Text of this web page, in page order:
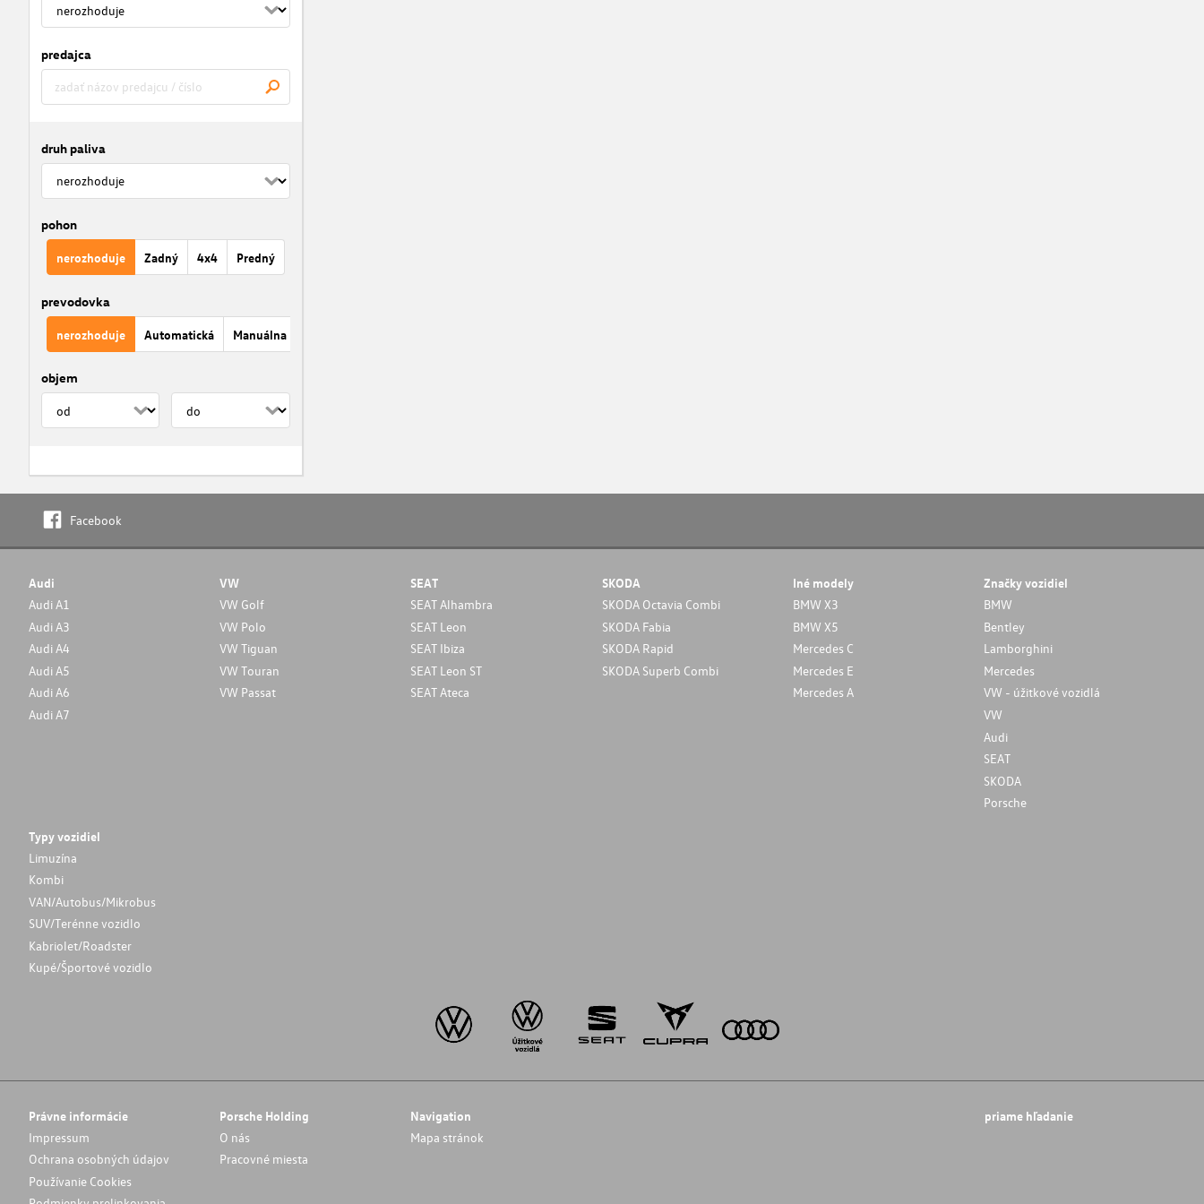
predajca
druh paliva
pohon
nerozhoduje Zadný 4x4 Predný
prevodovka
nerozhoduje Automatická Manuálna
objem
Facebook
Audi
Audi A1
Audi A3
Audi A4
Audi A5
Audi A6
Audi A7
VW
VW Golf
VW Polo
VW Tiguan
VW Touran
VW Passat
SEAT
SEAT Alhambra
SEAT Leon
SEAT Ibiza
SEAT Leon ST
SEAT Ateca
SKODA
SKODA Octavia Combi
SKODA Fabia
SKODA Rapid
SKODA Superb Combi
Iné modely
BMW X3
BMW X5
Mercedes C
Mercedes E
Mercedes A
Značky vozidiel
BMW
Bentley
Lamborghini
Mercedes
VW - úžitkové vozidlá
VW
Audi
SEAT
SKODA
Porsche
Typy vozidiel
Limuzína
Kombi
VAN/Autobus/Mikrobus
SUV/Terénne vozidlo
Kabriolet/Roadster
Kupé/Športové vozidlo
Právne informácie
Impressum
Ochrana osobných údajov
Používanie Cookies
Porsche Holding
O nás
Pracovné miesta
Navigation
Mapa stránok
priame hľadanie